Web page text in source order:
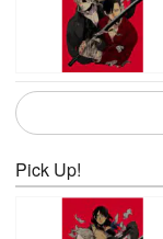
Pick Up!